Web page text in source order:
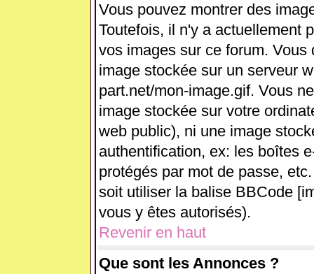
Vous pouvez montrer des
Toutefois, il n'y a actuellement
vos images sur ce forum.
image stockée sur un serveur
part.net/mon-image.gif. Vous
image stockée sur votre
web public), ni une image
authentification, ex: les boîtes
protégés par mot de passe,
soit utiliser la balise BBCode
vous y êtes autorisés).
Revenir en haut
Que sont les Annonces ?